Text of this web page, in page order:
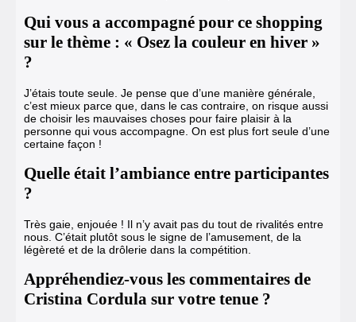
Qui vous a accompagné pour ce shopping
sur le thème : « Osez la couleur en hiver »
?
J’étais toute seule. Je pense que d’une manière générale,
c’est mieux parce que, dans le cas contraire, on risque aussi
de choisir les mauvaises choses pour faire plaisir à la
personne qui vous accompagne. On est plus fort seule d’une
certaine façon !
Quelle était l’ambiance entre participantes
?
Très gaie, enjouée ! Il n’y avait pas du tout de rivalités entre
nous. C’était plutôt sous le signe de l’amusement, de la
légèreté et de la drôlerie dans la compétition.
Appréhendiez-vous les commentaires de
Cristina Cordula sur votre tenue ?